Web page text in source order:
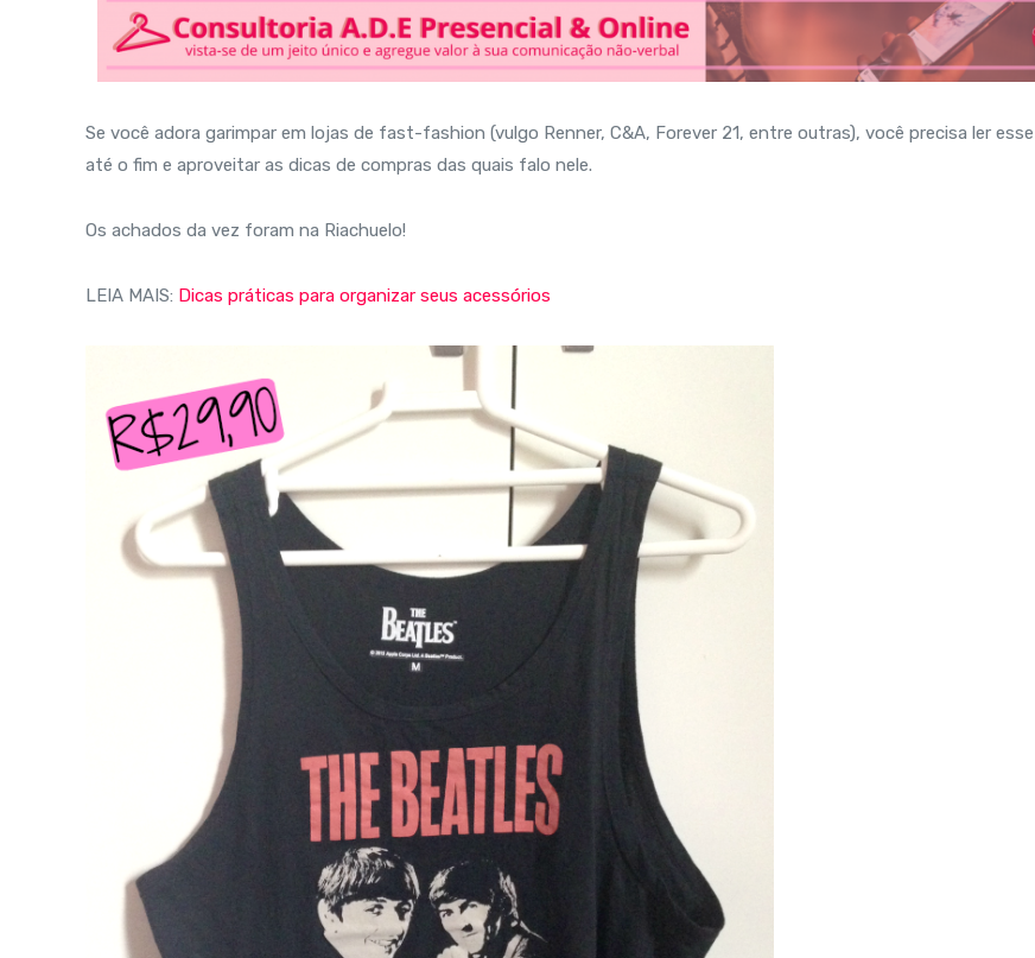
Se você adora garimpar em lojas de fast-fashion (vulgo Renner, C&A, Forever 21, entre outras), você precisa ler
até o fim e aproveitar as dicas de compras das quais falo nele.
Os achados da vez foram na Riachuelo!
LEIA MAIS: Dicas práticas para organizar seus acessórios